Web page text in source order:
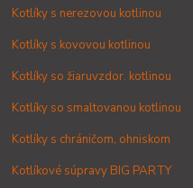
Kotlíky s nerezovou kotlinou
Kotlíky s kovovou kotlinou
Kotlíky so žiaruvzdor. kotlinou
Kotlíky so smaltovanou kotlinou
Kotlíky s chráničom, ohniskom
Kotlíkové súpravy BIG PARTY